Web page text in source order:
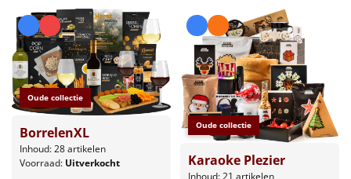
Cadeaubon
Per stuk
Alle overige
Oude collectie
BorrelenXL
Inhoud: 28 artikelen
Voorraad: Uitverkocht
Oude collectie
Karaoke Plezier
Inhoud: 21 artikelen